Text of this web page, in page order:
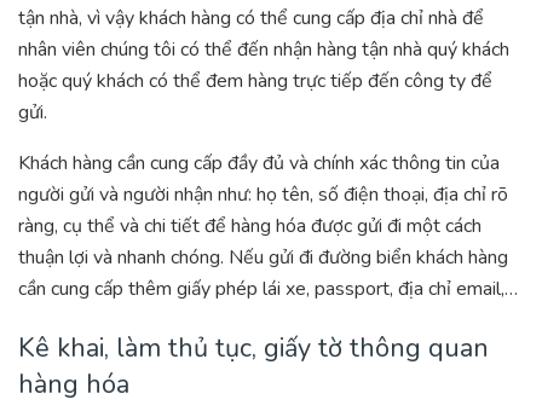
tận nhà, vì vậy khách hàng có thể cung cấp địa chỉ nhà để
nhân viên chúng tôi có thể đến nhận hàng tận nhà quý khách
hoặc quý khách có thể đem hàng trực tiếp đến công ty để
gửi.
Khách hàng cần cung cấp đầy đủ và chính xác thông tin của
người gửi và người nhận như: họ tên, số điện thoại, địa chỉ rõ
ràng, cụ thể và chi tiết để hàng hóa được gửi đi một cách
thuận lợi và nhanh chóng. Nếu gửi đi đường biển khách hàng
cần cung cấp thêm giấy phép lái xe, passport, địa chỉ email,…
Kê khai, làm thủ tục, giấy tờ thông quan
hàng hóa